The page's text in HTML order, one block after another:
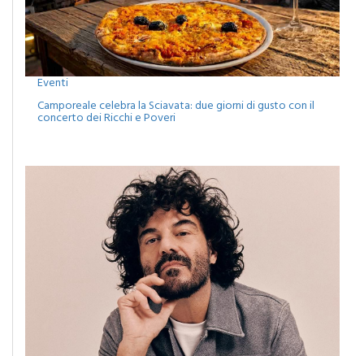
Eventi
Camporeale celebra la Sciavata: due giorni di gusto con il
concerto dei Ricchi e Poveri